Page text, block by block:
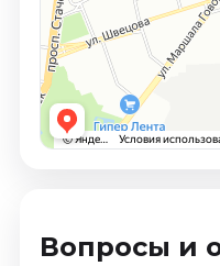
Вопросы и